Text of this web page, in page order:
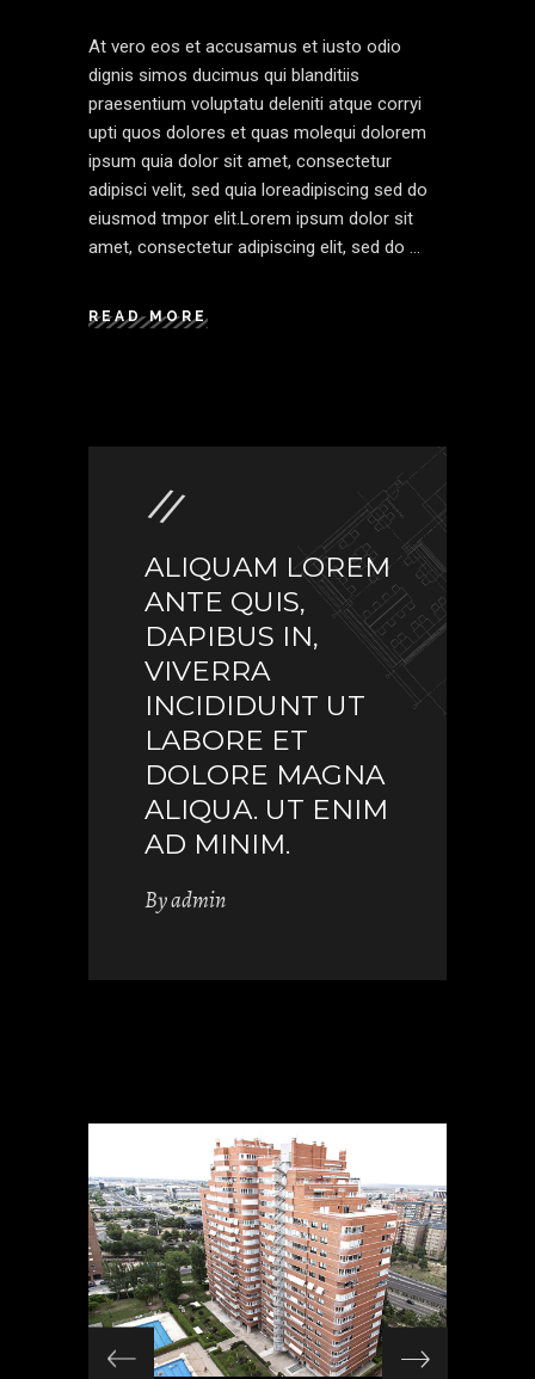
At vero eos et accusamus et iusto odio
dignis simos ducimus qui blanditiis
praesentium voluptatu deleniti atque corryi
upti quos dolores et quas molequi dolorem
ipsum quia dolor sit amet, consectetur
adipisci velit, sed quia loreadipiscing sed do
eiusmod tmpor elit.Lorem ipsum dolor sit
amet, consectetur adipiscing elit, sed do
READ MORE
ALIQUAM LOREM
ANTE QUIS,
DAPIBUS IN,
VIVERRA
INCIDIDUNT UT
LABORE ET
DOLORE MAGNA
ALIQUA. UT ENIM
AD MINIM.
Byadmin